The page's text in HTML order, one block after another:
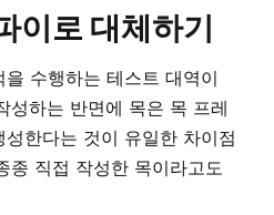
이로 대체하기
수행하는 테스트 대역이
성하는 반면에 목은 목 프레
한다는 것이 유일한 차이점
종 직접 작성한 목이라고도